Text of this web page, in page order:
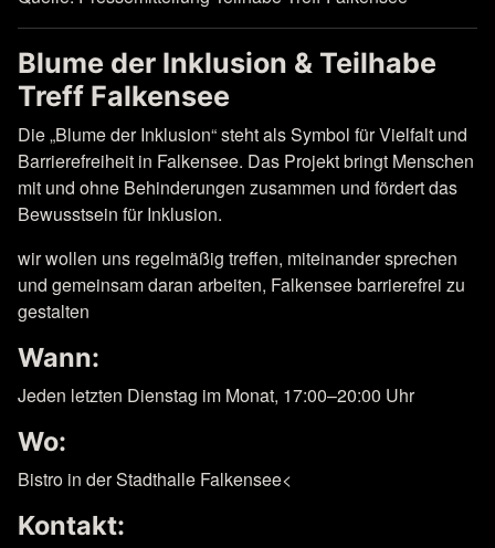
Blume der Inklusion & Teilhabe
Treff Falkensee
Die „Blume der Inklusion“ steht als Symbol für Vielfalt und
Barrierefreiheit in Falkensee. Das Projekt bringt Menschen
mit und ohne Behinderungen zusammen und fördert das
Bewusstsein für Inklusion.
wir wollen uns regelmäßig treffen, miteinander sprechen
und gemeinsam daran arbeiten, Falkensee barrierefrei zu
gestalten
Wann:
Jeden letzten Dienstag im Monat, 17:00–20:00 Uhr
Wo:
Bistro in der Stadthalle Falkensee<
Kontakt: